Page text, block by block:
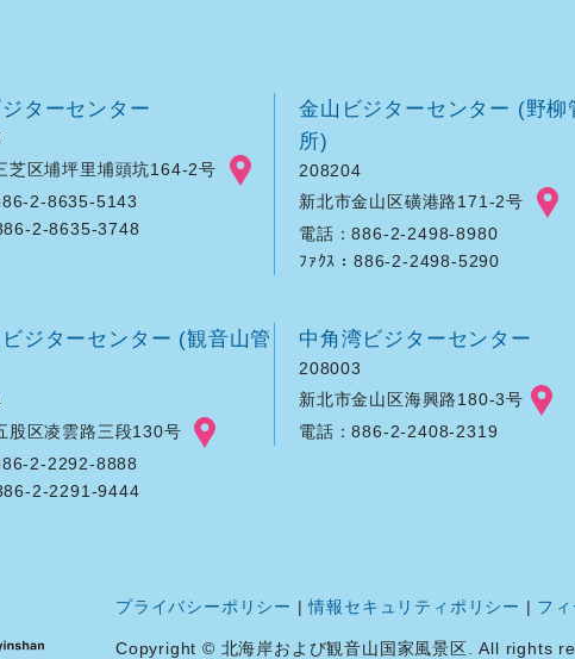
ターセンター
芝区埔坪里埔頭坑164-2号
2-8635-5143
2-8635-3748
金山ビジターセンター (野柳
所)
208204
新北市金山区磺港路171-2号
電話：886-2-2498-8980
ﾌｧｸｽ：886-2-2498-5290
ジターセンター (観音山管
股区凌雲路三段130号
2-2292-8888
2-2291-9444
中角湾ビジターセンター
208003
新北市金山区海興路180-3号
電話：886-2-2408-2319
プライバシーポリシー |情報セキュリティポリシー | フ
Copyright © 北海岸および観音山国家風景区. All rights